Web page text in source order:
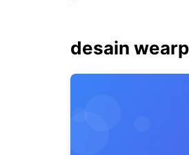
desain